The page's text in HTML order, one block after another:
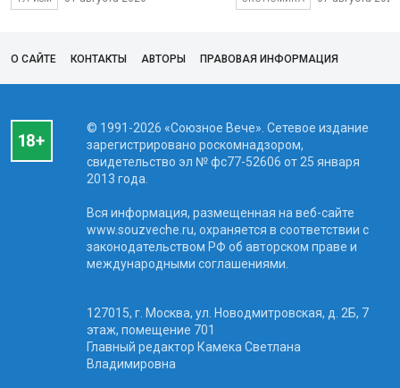
О САЙТЕ КОНТАКТЫ АВТОРЫ ПРАВОВАЯ ИНФОРМАЦИЯ
© 1991-2026 «Союзное Вече». Сетевое издание
зарегистрировано роскомнадзором,
свидетельство эл № фc77-52606 от 25 января
2013 года.
Вся информация, размещенная на веб-сайте
www.souzveche.ru, охраняется в соответствии с
законодательством РФ об авторском праве и
международными соглашениями.
127015, г. Москва, ул. Новодмитровская, д. 2Б, 7
этаж, помещение 701
Главный редактор Камека Светлана
Владимировна